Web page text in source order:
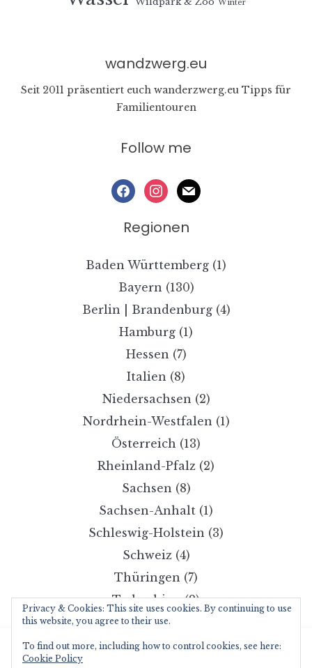
Winter
wandzwerg.eu
Seit 2011 präsentiert euch wanderzwerg.eu Tipps für
Familientouren
Follow me
facebookinstagram
mail
Regionen
Baden Württemberg (1)
Bayern (130)
Berlin | Brandenburg(4)
Hamburg (1)
Hessen (7)
Italien (8)
Niedersachsen (2)
Nordrhein-Westfalen (1)
Österreich (13)
Rheinland-Pfalz (2)
Sachsen (8)
Sachsen-Anhalt (1)
Schleswig-Holstein (3)
Schweiz(4)
Thüringen (7)
Tschechien(2)
Copyright © 2026 wanderzwerg.eu
Privacy & Cookies: This site uses cookies. By continuing to use
this website, you agree to their use.
To find out more, including how to control cookies, see here:
Cookie Policy